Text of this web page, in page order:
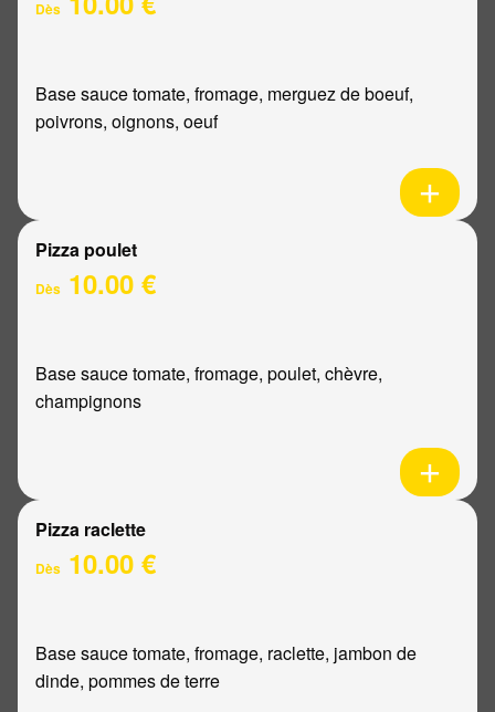
Dès
Base sauce tomate, fromage, merguez de boeuf,
poivrons, oignons, oeuf
Pizza poulet
Dès 10.00 €
Base sauce tomate, fromage, poulet, chèvre,
champignons
Pizza raclette
Dès 10.00 €
Base sauce tomate, fromage, raclette, jambon de
dinde, pommes de terre